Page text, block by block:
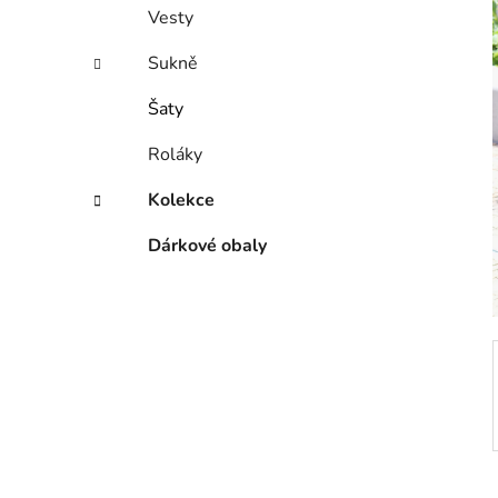
a
Vesty
Sukně
Šaty
Roláky
Kolekce
Dárkové obaly